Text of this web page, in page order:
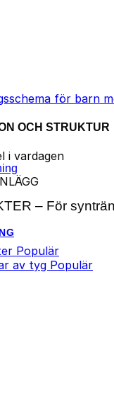
OCH STRUKTUR
i vardagen
– För
av tyg